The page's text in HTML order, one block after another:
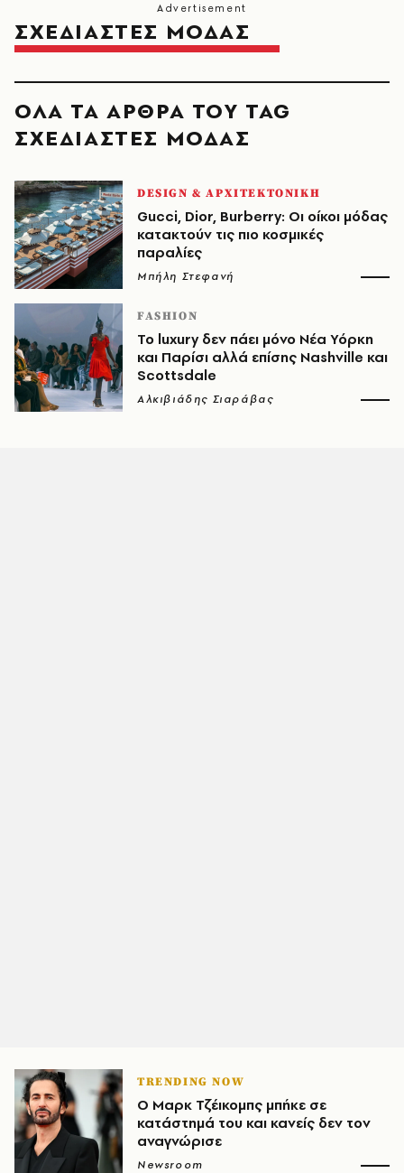
ΣΧΕΔΙΑΣΤΕΣ ΜΟΔΑΣ
ΟΛΑ ΤΑ ΑΡΘΡΑ ΤΟΥ TAG
ΣΧΕΔΙΑΣΤΕΣ ΜΟΔΑΣ
DESIGN & ΑΡΧΙΤΕΚΤΟΝΙΚΗ
Gucci, Dior, Burberry: Οι οίκοι μόδας
κατακτούν τις πιο κοσμικές
παραλίες
Μπήλη Στεφανή
FASHION
Το luxury δεν πάει μόνο Νέα Υόρκη
και Παρίσι αλλά επίσης Nashville και
Scottsdale
Αλκιβιάδης Σιαράβας
TRENDING NOW
Ο Μαρκ Τζέικομπς μπήκε σε
κατάστημά του και κανείς δεν τον
αναγνώρισε
Newsroom